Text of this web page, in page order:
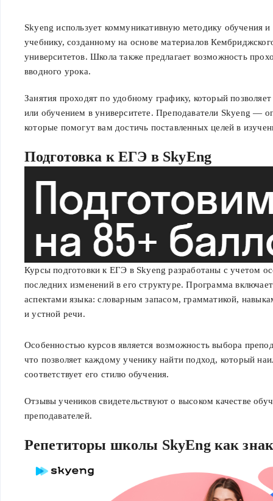
с 2012 года и является одной из крупнейших онлайн-школ
индивидуальные занятия с преподавателями, групповые
самостоятельные занятия на платформе, а также короткие
для практики разговорной речи.
Skyeng использует коммуникативную методику обучения и
учебнику, созданному на основе материалов
университетов. Школа также предлагает возможность
вводного урока.
Занятия проходят по удобному графику, который
или обучением в университете. Преподаватели Skyeng —
которые помогут вам достичь поставленных целей в
Подготовка к ЕГЭ в SkyEng
Курсы подготовки к ЕГЭ в Skyeng разработаны с учетом
последних изменений в его структуре. Программа
аспектами языка: словарным запасом, грамматикой,
и устной речи.
Особенностью курсов является возможность выбора
что позволяет каждому ученику найти подход, который
соответствует его стилю обучения.
Отзывы учеников свидетельствуют о высоком качестве
преподавателей.
Репетиторы школы SkyEng как